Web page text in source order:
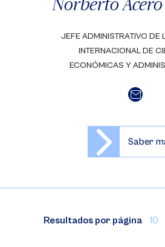
JEFE ADMINISTRATIVO DE
INTERNACIONAL DE
ECONÓMICAS Y
Saber
Resultados por página 10